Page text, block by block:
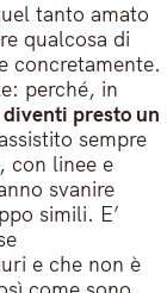
tanto amato
qualcosa di
concretamente.
perché, in
presto un
sempre
, con linee e
svanire
simili. E’
e che non è